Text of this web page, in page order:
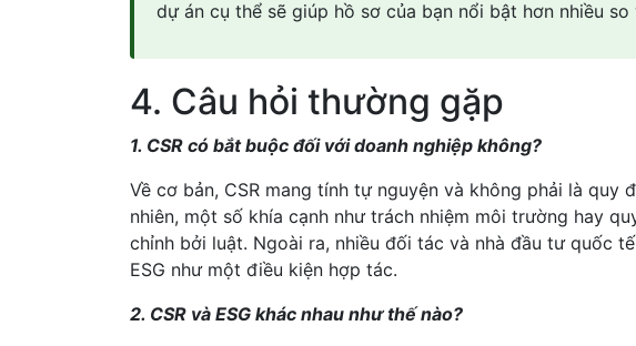
dự án cụ thể sẽ giúp hồ sơ của bạn nổi bật hơn nhiều
4. Câu hỏi thường gặp
1. CSR có bắt buộc đối với doanh nghiệp không?
Về cơ bản, CSR mang tính tự nguyện và không phải là quy
nhiên, một số khía cạnh như trách nhiệm môi trường hay
chỉnh bởi luật. Ngoài ra, nhiều đối tác và nhà đầu tư quốc
ESG như một điều kiện hợp tác.
2. CSR và ESG khác nhau như thế nào?